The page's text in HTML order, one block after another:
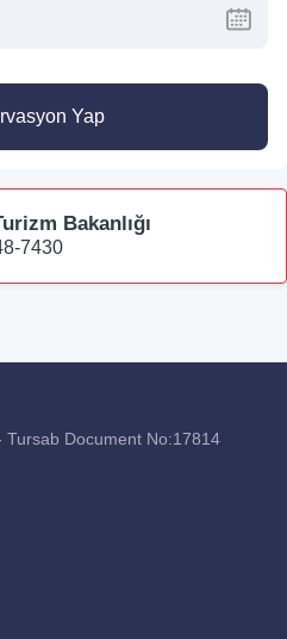
Yap
Bakanlığı
7430
Tursab Document No:17814